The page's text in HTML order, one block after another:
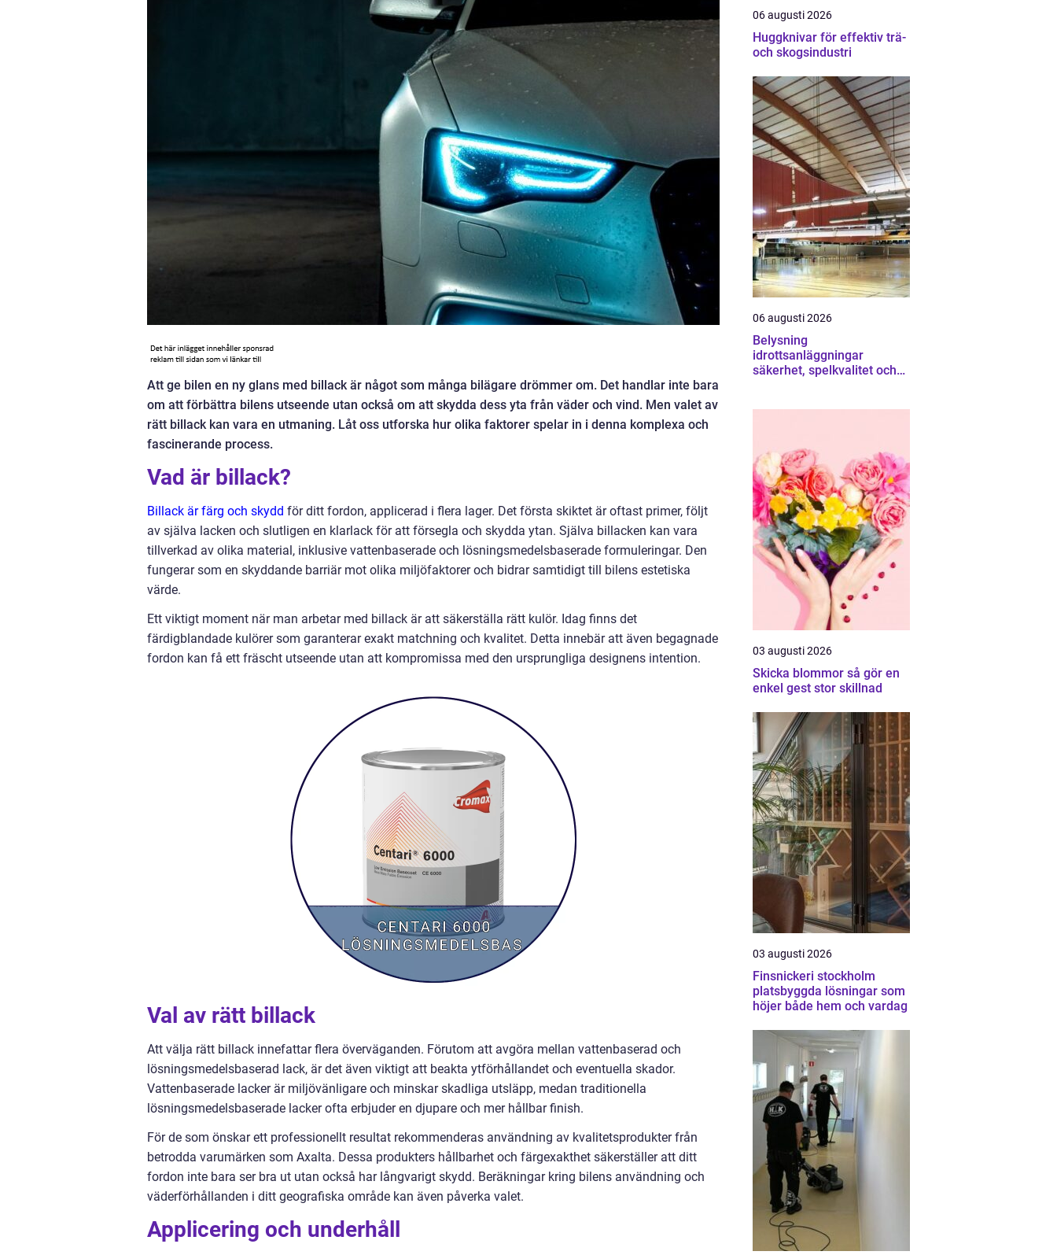
Att ge bilen en ny glans med billack är något som många bilägare drömmer om. Det handlar inte bara
om att förbättra bilens utseende utan också om att skydda dess yta från väder och vind. Men valet av
rätt billack kan vara en utmaning. Låt oss utforska hur olika faktorer spelar in i denna komplexa och
fascinerande process.
Vad är billack?
Billack är färg och skydd för ditt fordon, applicerad i flera lager. Det första skiktet är oftast primer, följt
av själva lacken och slutligen en klarlack för att försegla och skydda ytan. Själva billacken kan vara
tillverkad av olika material, inklusive vattenbaserade och lösningsmedelsbaserade formuleringar. Den
fungerar som en skyddande barriär mot olika miljöfaktorer och bidrar samtidigt till bilens estetiska
värde.
Ett viktigt moment när man arbetar med billack är att säkerställa rätt kulör. Idag finns det
färdigblandade kulörer som garanterar exakt matchning och kvalitet. Detta innebär att även begagnade
fordon kan få ett fräscht utseende utan att kompromissa med den ursprungliga designens intention.
Val av rätt billack
Att välja rätt billack innefattar flera överväganden. Förutom att avgöra mellan vattenbaserad och
lösningsmedelsbaserad lack, är det även viktigt att beakta ytförhållandet och eventuella skador.
Vattenbaserade lacker är miljövänligare och minskar skadliga utsläpp, medan traditionella
lösningsmedelsbaserade lacker ofta erbjuder en djupare och mer hållbar finish.
För de som önskar ett professionellt resultat rekommenderas användning av kvalitetsprodukter från
betrodda varumärken som Axalta. Dessa produkters hållbarhet och färgexakthet säkerställer att ditt
fordon inte bara ser bra ut utan också har långvarigt skydd. Beräkningar kring bilens användning och
väderförhållanden i ditt geografiska område kan även påverka valet.
Applicering och underhåll
06 augusti 2026
Huggknivar för effektiv trä-
och skogsindustri
06 augusti 2026
Belysning
idrottsanläggningar
säkerhet, spelkvalitet och
03 augusti 2026
Skicka blommor så gör en
enkel gest stor skillnad
03 augusti 2026
Finsnickeri stockholm
platsbyggda lösningar som
höjer både hem och vardag